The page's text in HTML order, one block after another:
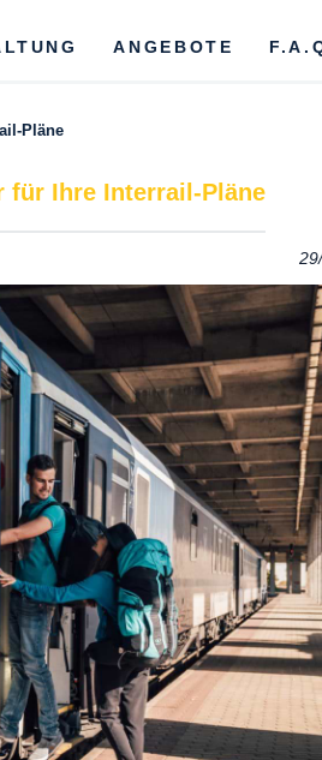
ANGEBOTE
Pläne
für Ihre Interrail-Pläne